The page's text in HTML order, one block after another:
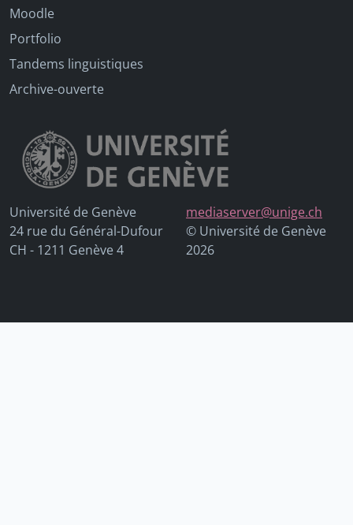
Moodle
Portfolio
Tandems linguistiques
Archive-ouverte
Université de Genève
24 rue du Général-Dufour
CH - 1211 Genève 4
mediaserver@unige.ch
© Université de Genève
2026